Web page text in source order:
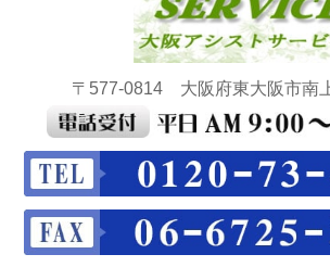
〒577-0814 大阪府東大阪市南